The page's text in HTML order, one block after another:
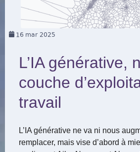
16 mar 2025
L’IA générative,
couche
travail
L’IA générative ne va ni nous
remplacer, mais vise d’abord à